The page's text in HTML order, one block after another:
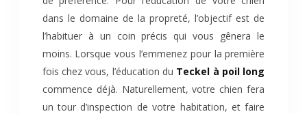
dans le domaine de la propreté, l’objectif est de
l’habituer à un coin précis qui vous gênera le
moins. Lorsque vous l’emmenez pour la première
fois chez vous, l’éducation du Teckel à poil long
commence déjà. Naturellement, votre chien fera
un tour d’inspection de votre habitation, et faire